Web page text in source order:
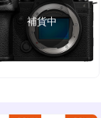
補貨中